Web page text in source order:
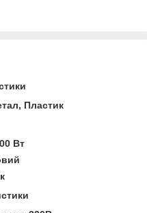
Пластик
Вт